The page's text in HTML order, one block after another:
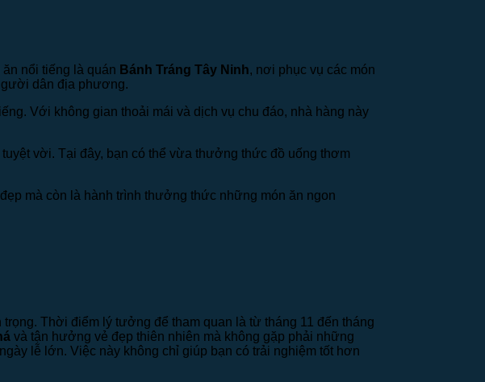
nổi tiếng là quán Bánh Tráng Tây Ninh, nơi phục vụ các món
dân địa phương.
Với không gian thoải mái và dịch vụ chu đáo, nhà hàng này
tuyệt vời. Tại đây, bạn có thể vừa thưởng thức đồ uống thơm
mà còn là hành trình thưởng thức những món ăn ngon
Thời điểm lý tưởng để tham quan là từ tháng 11 đến tháng
và tận hưởng vẻ đẹp thiên nhiên mà không gặp phải những
lễ lớn. Việc này không chỉ giúp bạn có trải nghiệm tốt hơn